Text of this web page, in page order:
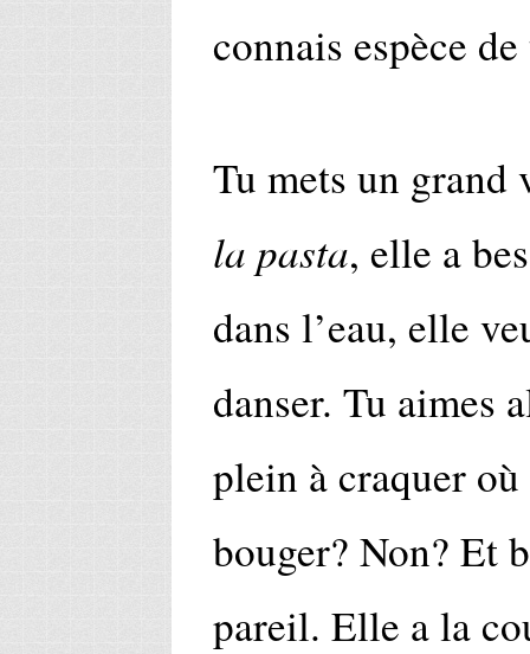
connais espèce
Tu mets un grand
la pasta, elle a
dans l’eau, elle
danser. Tu aimes
plein à craquer
bouger? Non? Et
pareil. Elle a la